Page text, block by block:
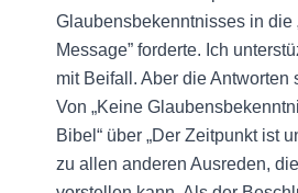
Glaubensbekenntnisses in die
Message” forderte. Ich
mit Beifall. Aber die Antworten
Von „Keine
Bibel“ über „Der Zeitpunkt ist
zu allen anderen Ausreden,